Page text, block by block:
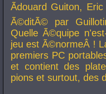
Ãdouard Guiton,
Ã©ditÃ© par
Quelle Ã©quipe
jeu est Ã©normeÂ !
premiers PC
et contient des
pions et surtout, des